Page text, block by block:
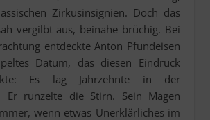
Zirkusinsignien. Doch das
vergilbt aus, beinahe brüchig. Bei
entdeckte Anton Pfundeisen
Datum, das diesen Eindruck
Es lag Jahrzehnte in der
Er runzelte die Stirn. Sein Magen
wenn etwas Unerklärliches im